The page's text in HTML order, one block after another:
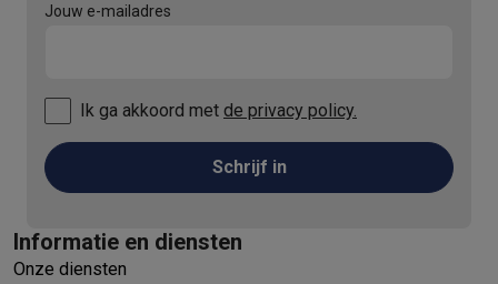
Jouw e-mailadres
Ik ga akkoord met de privacy policy.
Schrijf in
Informatie en diensten
Onze diensten